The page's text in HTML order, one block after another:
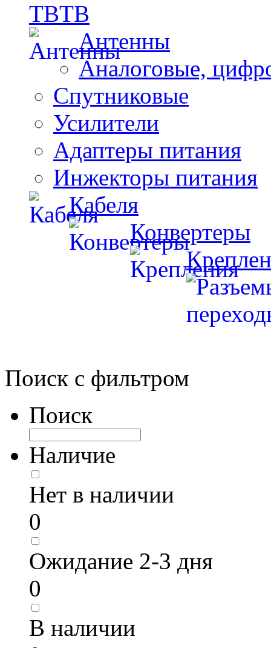
ТВ
Антенны
Аналоговые,
Спутниковые
Усилители
Адаптеры питания
Инжекторы питания
Кабеля
Конвертеры
Поиск с фильтром
Поиск
Наличие
Нет в наличии
0
Ожидание 2-3 дня
0
В наличии